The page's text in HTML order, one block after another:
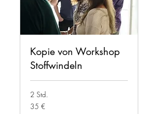
Kopie von Workshop
Stoffwindeln
2 Std.
35
Euro
35 €